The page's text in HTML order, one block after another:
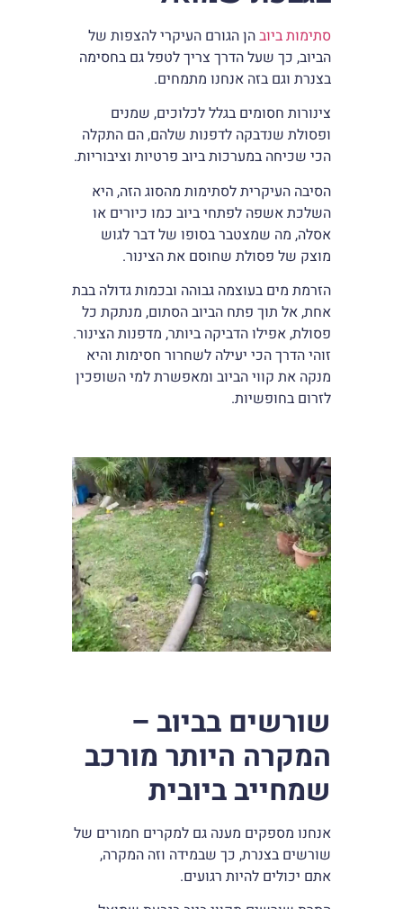
סתימות ביובהן הגורם העיקרי להצפות של
הביוב, כך שעל הדרך צריך לטפל גם בחסימה
בצנרת וגם בזה אנחנו מתמחים.
צינורות חסומים בגלל לכלוכים, שמנים
ופסולת שנדבקה לדפנות שלהם, הם התקלה
הכי שכיחה במערכות ביוב פרטיות וציבוריות.
הסיבה העיקרית לסתימות מהסוג הזה, היא
השלכת אשפה לפתחי ביוב כמו כיורים או
אסלה, מה שמצטבר בסופו של דבר לגוש
מוצק של פסולת שחוסם את הצינור.
הזרמת מים בעוצמה גבוהה ובכמות גדולה בבת
אחת, אל תוך פתח הביוב הסתום, מנתקת כל
פסולת, אפילו הדביקה ביותר, מדפנות הצינור.
זוהי הדרך הכי יעילה לשחרור חסימות והיא
מנקה את קווי הביוב ומאפשרת למי השופכין
לזרום בחופשיות.
שורשים בביוב –
המקרה היותר מורכב
שמחייב ביובית
אנחנו מספקים מענה גם למקרים חמורים של
שורשים בצנרת, כך שבמידה וזה המקרה,
אתם יכולים להיות רגועים.